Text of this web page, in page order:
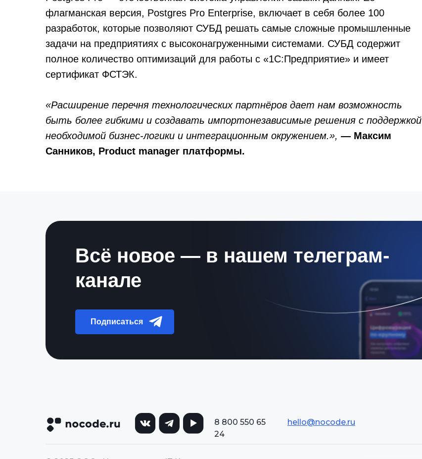
флагманская версия, Postgres Pro Enterprise, включает в себя более 100
разработок, которые позволяют СУБД решать самые сложные промышленные
задачи на предприятиях с высоконагруженными системами. СУБД содержит
полное количество оптимизаций для работы с «1С:Предприятие» и имеет
сертификат ФСТЭК.
«Расширение перечня технологических партнёров дает нам возможность
быть более гибкими и создавать импортонезависимые решения с поддержкой
необходимой бизнес-логики и интеграционным окружением.», — Максим
Санников, Product manager платформы.
Подписаться
Всё новое — в нашем телеграм-
канале
8 800 550 65
24
hello@nocode.ru